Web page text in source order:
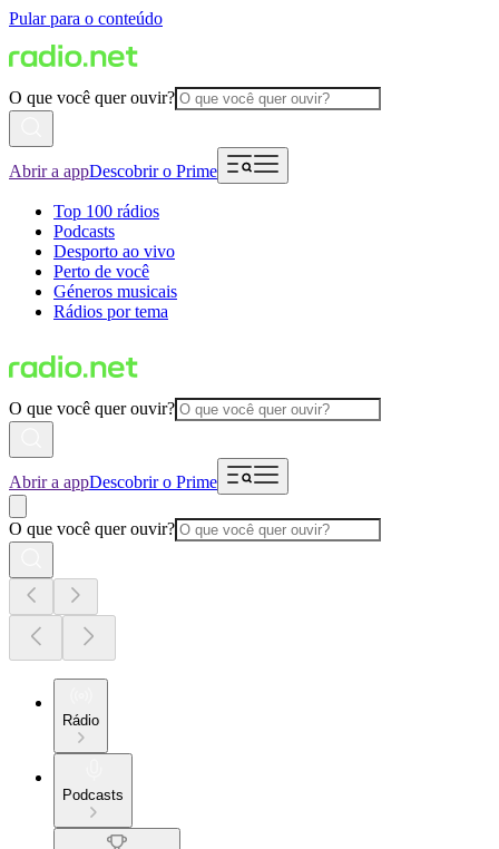
Pular para o conteúdo
O que você quer ouvir?
Abrir a appDescobrir o Prime
Top 100 rádios
Podcasts
Desporto ao vivo
Perto de você
Géneros musicais
Rádios por tema
O que você quer ouvir?
Abrir a appDescobrir o Prime
O que você quer ouvir?
Rádio
Podcasts